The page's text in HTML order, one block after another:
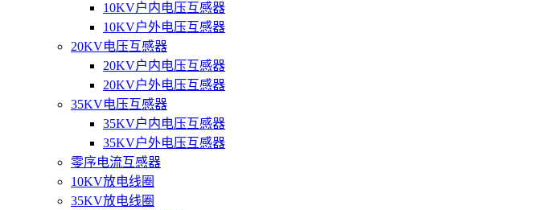
10KV户内电压互感器
10KV户外电压互感器
20KV电压互感器
20KV户内电压互感器
20KV户外电压互感器
35KV电压互感器
35KV户内电压互感器
35KV户外电压互感器
零序电流互感器
10KV放电线圈
35KV放电线圈